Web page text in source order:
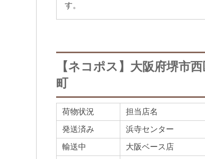
す。
【ネコポス】大阪府堺市
町
荷物状況 担当店名
発送済み 浜寺センター
輸送中 大阪ベース店